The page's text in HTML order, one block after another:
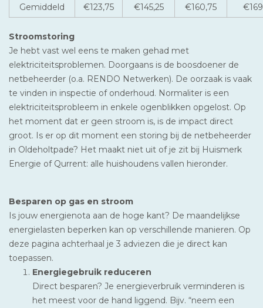
Gemiddeld
€123,75 €145,25 €160,75 €169
Stroomstoring
Je hebt vast wel eens te maken gehad met
elektriciteitsproblemen. Doorgaans is de boosdoener de
netbeheerder (o.a. RENDO Netwerken). De oorzaak is vaak
te vinden in inspectie of onderhoud. Normaliter is een
elektriciteitsprobleem in enkele ogenblikken opgelost. Op
het moment dat er geen stroom is, is de impact direct
groot. Is er op dit moment een storing bij de netbeheerder
in Oldeholtpade? Het maakt niet uit of je zit bij Huismerk
Energie of Qurrent: alle huishoudens vallen hieronder.
Besparen op gas en stroom
Is jouw energienota aan de hoge kant? De maandelijkse
energielasten beperken kan op verschillende manieren. Op
deze pagina achterhaal je 3 adviezen die je direct kan
toepassen.
Energiegebruik reduceren
Direct besparen? Je energieverbruik verminderen is
het meest voor de hand liggend. Bijv. “neem een